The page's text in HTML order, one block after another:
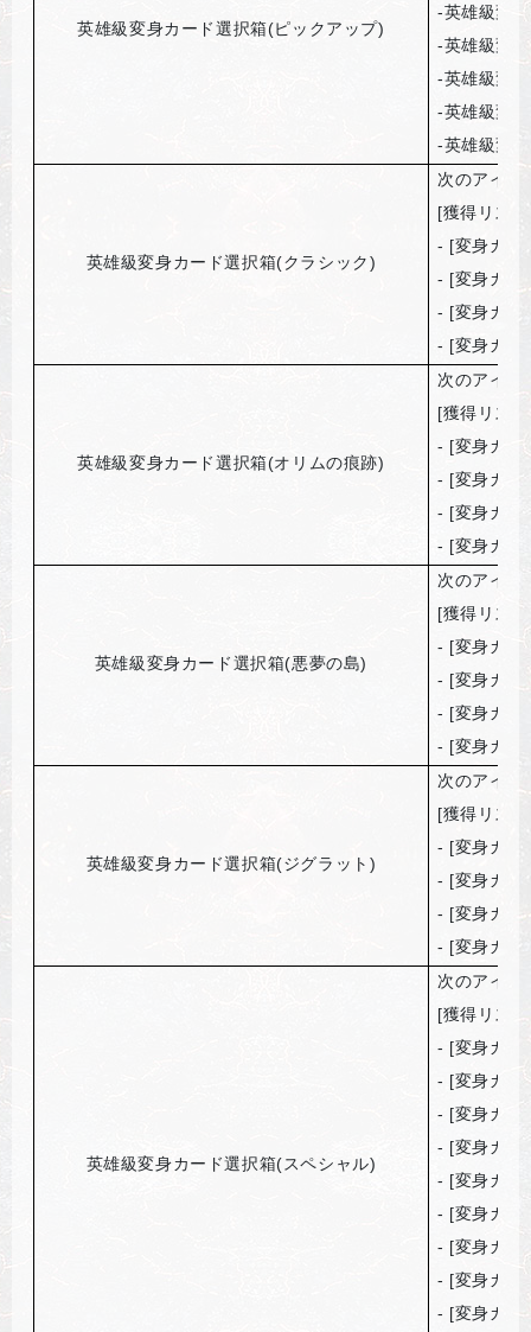
英雄級変身カード選択箱(ピックアップ)
-英雄級変
-英雄級変
-英雄級変
-英雄級変
-英雄級変
英雄級変身カード選択箱(クラシック)
次のアイテ
[獲得リス
- [変身カー
- [変身カー
- [変身カー
- [変身カー
英雄級変身カード選択箱(オリムの痕跡)
次のアイテ
[獲得リス
- [変身カー
- [変身カー
- [変身カー
- [変身カー
英雄級変身カード選択箱(悪夢の島)
次のアイテ
[獲得リス
- [変身カー
- [変身カー
- [変身カー
- [変身カー
英雄級変身カード選択箱(ジグラット)
次のアイテ
[獲得リス
- [変身カー
- [変身カー
- [変身カー
- [変身カー
英雄級変身カード選択箱(スペシャル)
次のアイテ
[獲得リス
- [変身カー
- [変身カー
- [変身カー
- [変身カー
- [変身カー
- [変身カー
- [変身カー
- [変身カー
- [変身カー